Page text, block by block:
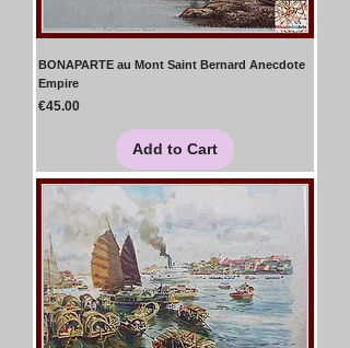
BONAPARTE au Mont Saint Bernard Anecdote
Empire
Price
€45.00
Add to Cart